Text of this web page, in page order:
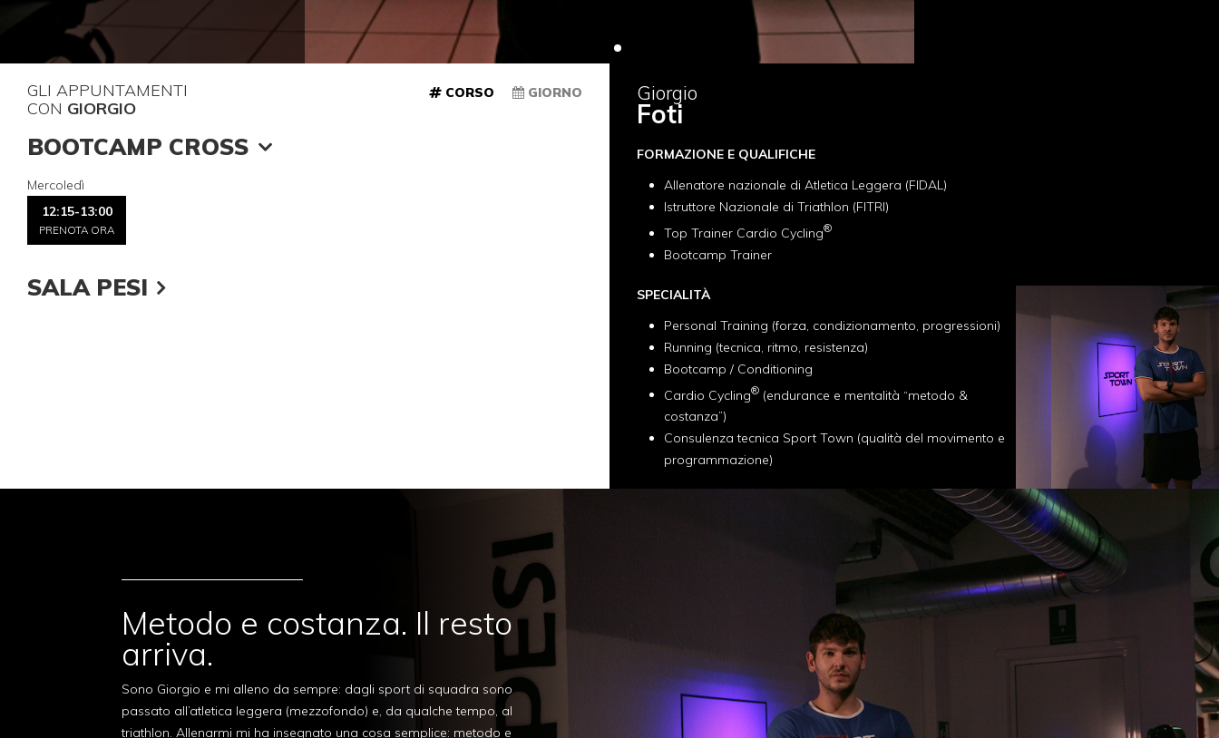
GLI APPUNTAMENTI
CON GIORGIO
CORSO GIORNO
BOOTCAMP CROSS
Mercoledì
12:15-13:00
PRENOTA ORA
SALA PESI
Giorgio
Foti
FORMAZIONE E QUALIFICHE
Allenatore nazionale di Atletica Leggera (FIDAL)
Istruttore Nazionale di Triathlon (FITRI)
Top Trainer Cardio Cycling®
Bootcamp Trainer
SPECIALITÀ
Personal Training (forza, condizionamento, progressioni)
Running (tecnica, ritmo, resistenza)
Bootcamp / Conditioning
Cardio Cycling® (endurance e mentalità “metodo &
costanza”)
Consulenza tecnica Sport Town (qualità del movimento e
programmazione)
Metodo e costanza. Il resto
arriva.
Sono Giorgio e mi alleno da sempre: dagli sport di squadra sono
passato all’atletica leggera (mezzofondo) e, da qualche tempo, al
triathlon. Allenarmi mi ha insegnato una cosa semplice: metodo e